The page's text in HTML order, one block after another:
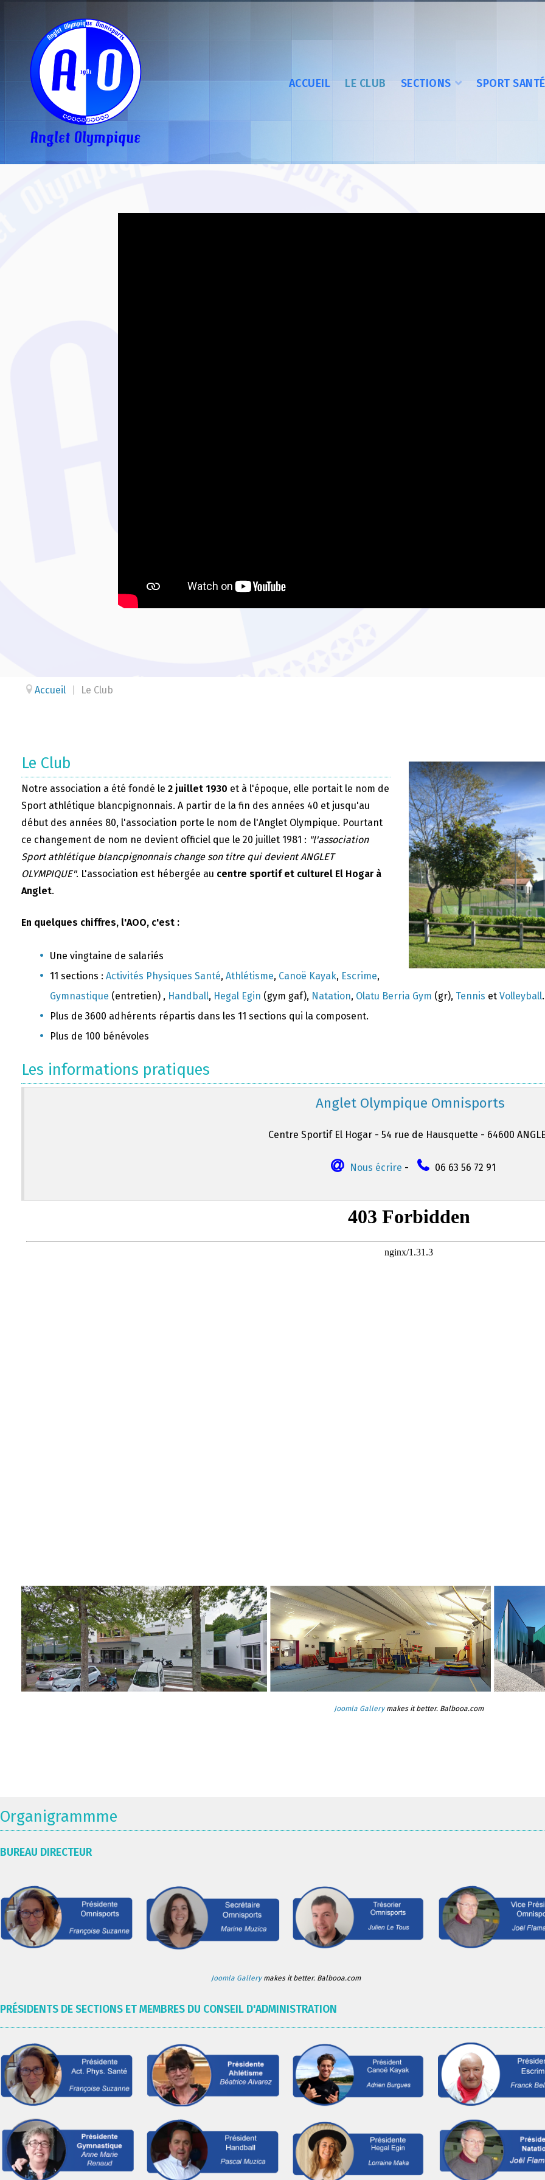
ACCUEIL LE CLUB SECTIONS SPORT SANTÉ
Accueil Le Club
Le Club
Notre association a été fondé le 2 juillet 1930 et à l'époque, elle portait le nom de
Sport athlétique blancpignonnais. A partir de la fin des années 40 et jusqu'au
début des années 80, l'association porte le nom de l'Anglet Olympique. Pourtant
ce changement de nom ne devient officiel que le 20 juillet 1981 : "l'association
Sport athlétique blancpignonnais change son titre qui devient ANGLET
OLYMPIQUE". L'association est hébergée au centre sportif et culturel El Hogar à
Anglet.
En quelques chiffres, l'AOO, c'est :
Une vingtaine de salariés
11 sections : Activités Physiques Santé, Athlétisme, Canoë Kayak, Escrime,
Gymnastique (entretien) , Handball, Hegal Egin (gym gaf), Natation, Olatu Berria Gym (gr), Tennis et Volleyball.
Plus de 3600 adhérents répartis dans les 11 sections qui la composent.
Plus de 100 bénévoles
Les informations pratiques
Anglet Olympique Omnisports
Centre Sportif El Hogar - 54 rue de Hausquette - 64600
Nous écrire - 06 63 56 72 91
Joomla Gallerymakes it better. Balbooa.com
Organigrammme
BUREAU DIRECTEUR
Joomla Gallerymakes it better. Balbooa.com
PRÉSIDENTS DE SECTIONS ET MEMBRES DU CONSEIL D'ADMINISTRATION